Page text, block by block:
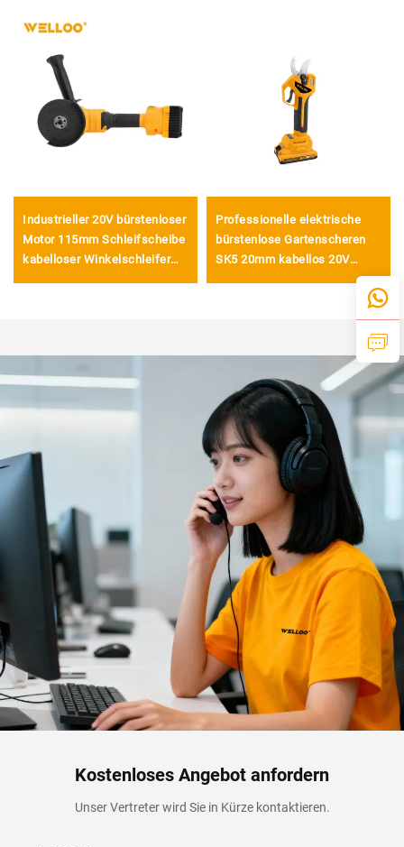
Industrieller 20V bürstenloser
Motor 115mm Schleifscheibe
kabelloser Winkelschleifer
Professionelle elektrische
bürstenlose Gartenscheren
SK5 20mm kabellos 20V
batteriebetriebene Schere
Kostenloses Angebot anfordern
Unser Vertreter wird Sie in Kürze kontaktieren.